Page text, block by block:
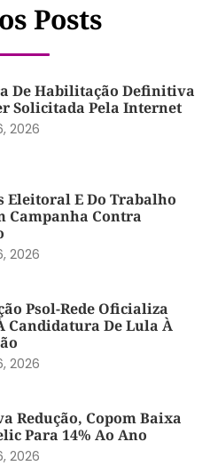
Posts
De Habilitação Definitiva
Solicitada Pela Internet
2026
Eleitoral E Do Trabalho
Campanha Contra
2026
Psol-Rede Oficializa
Candidatura De Lula À
2026
Redução, Copom Baixa
Para 14% Ao Ano
2026